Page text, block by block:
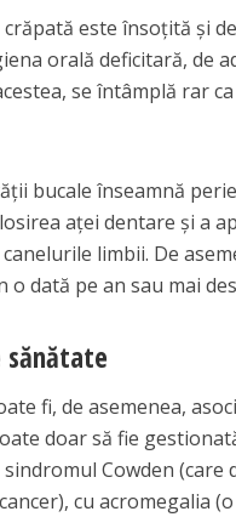
este însoțită și
orală deficitară, de
se întâmplă rar
bucale înseamnă
aței dentare și a
limbii. De
o dată pe an sau mai
sănătate
fi, de asemenea,
doar să fie
Cowden
cu acromegalia